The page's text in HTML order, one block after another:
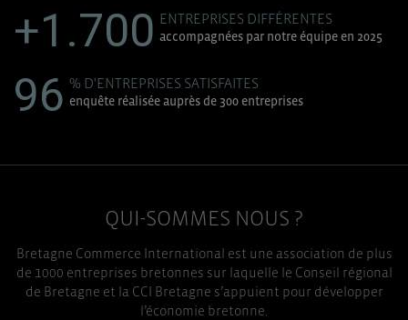
+1.700 ENTREPRISES DIFFÉRENTES
accompagnées par notre équipe en 2025
96 % D'ENTREPRISES SATISFAITES
enquête réalisée auprès de 300 entreprises
QUI-SOMMES NOUS ?
Bretagne Commerce International est une association de plus
de 1000 entreprises bretonnes sur laquelle le Conseil régional
de Bretagne et la CCI Bretagne s’appuient pour développer
l’économie bretonne.